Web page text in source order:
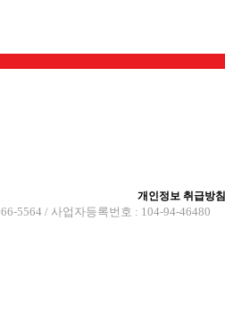
개인정보 취급방침
5564 / 사업자등록번호 : 104-94-46480